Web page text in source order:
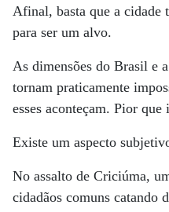
Afinal, basta que a cidade
para ser um alvo.
As dimensões do Brasil e
tornam praticamente
esses aconteçam. Pior que
Existe um aspecto
No assalto de Criciúma,
cidadãos comuns catando